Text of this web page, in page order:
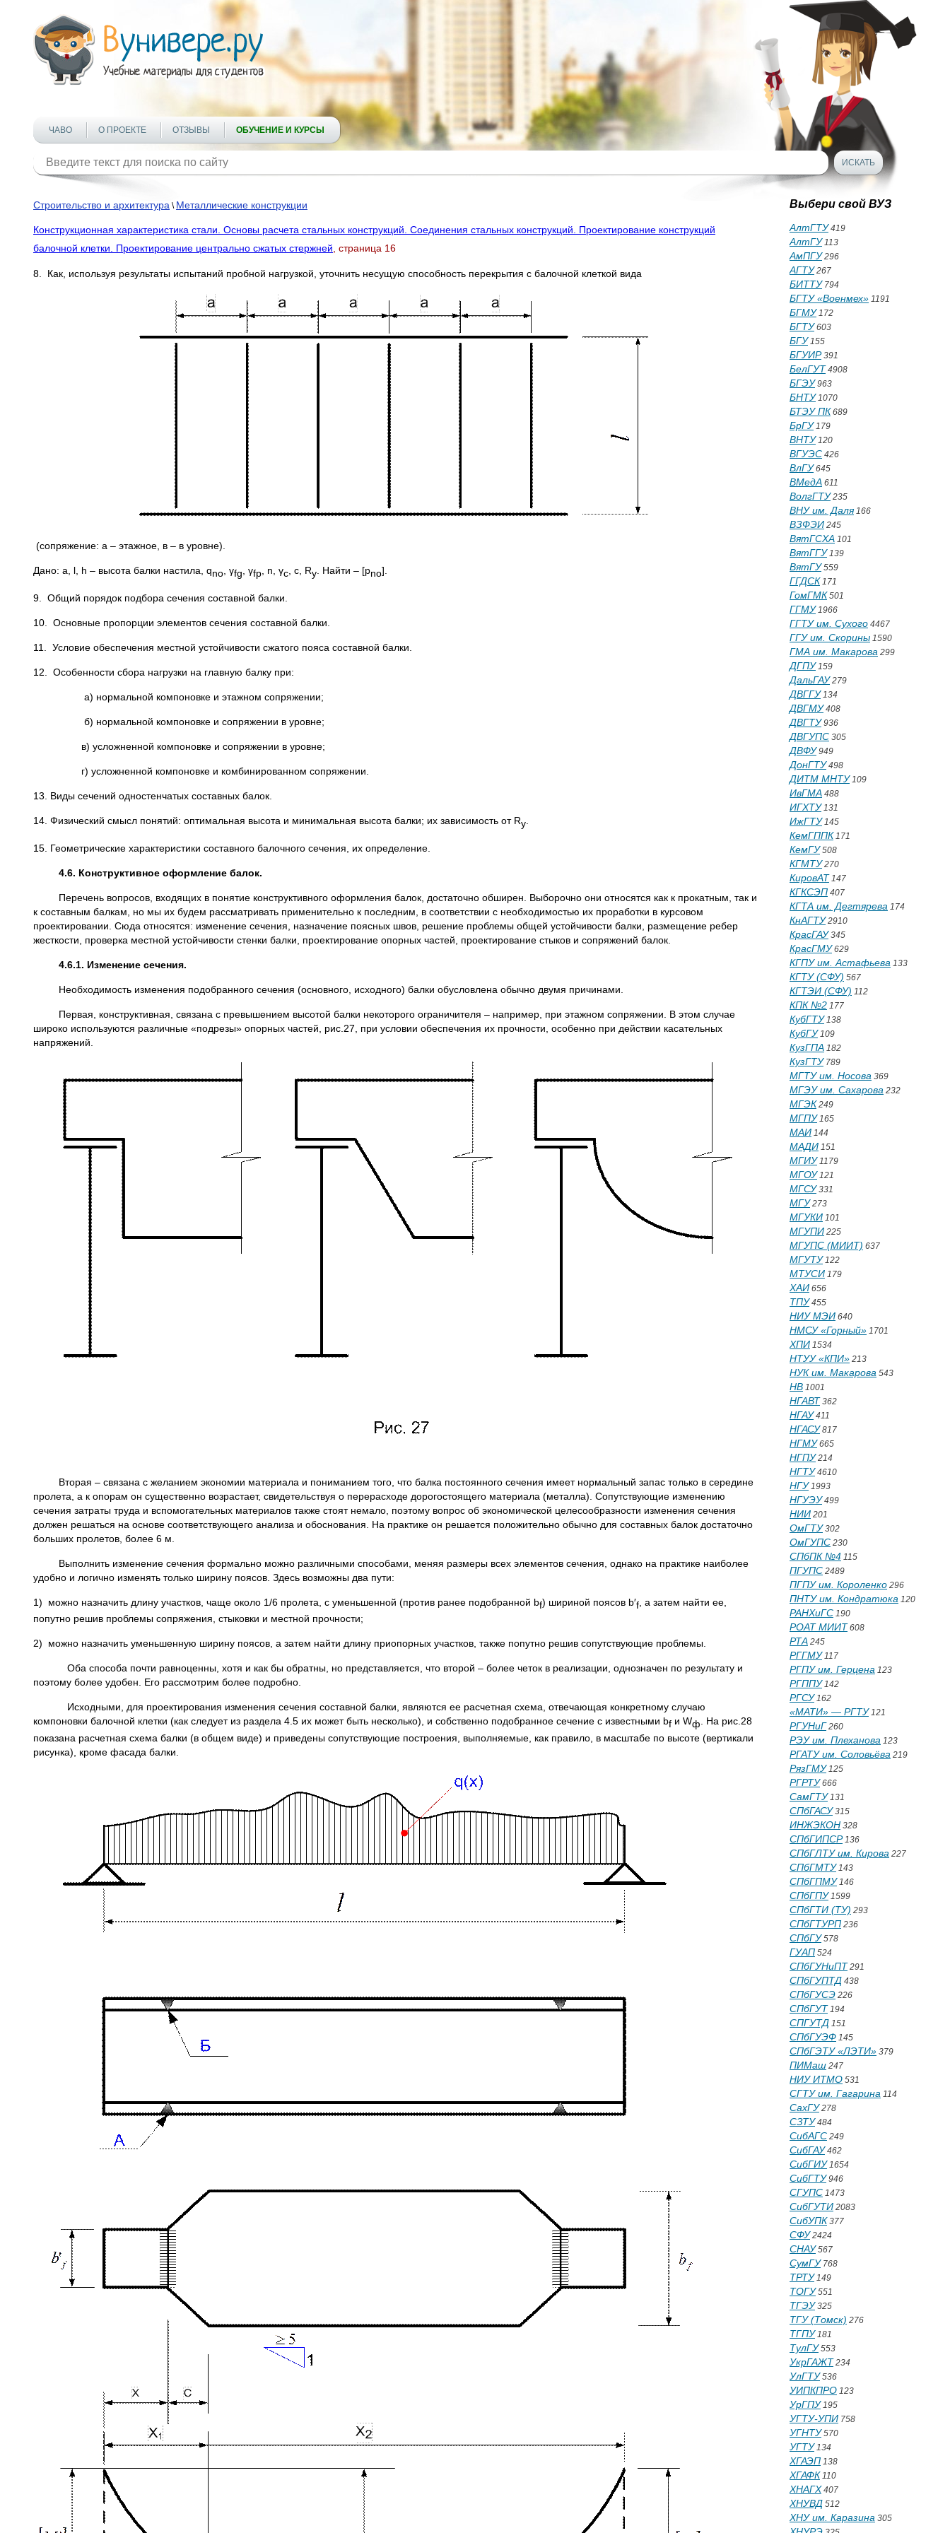
ЧАВО О ПРОЕКТЕ ОТЗЫВЫ ОБУЧЕНИЕ И КУРСЫ
Строительство и архитектура \ Металлические конструкции
Конструкционная характеристика стали. Основы расчета стальных конструкций. Соединения стальных конструкций. Проектирование конструкций
балочной клетки. Проектирование центрально сжатых стержней , страница 16
8. Как, используя результаты испытаний пробной нагрузкой, уточнить несущую способность перекрытия с балочной клеткой вида
(сопряжение: а – этажное, в – в уровне).
Дано: а, l, h – высота балки настила, qno , γfg , γfp , n, γc , c, Ry . Найти – [pno].
9. Общий порядок подбора сечения составной балки.
10. Основные пропорции элементов сечения составной балки.
11. Условие обеспечения местной устойчивости сжатого пояса составной балки.
12. Особенности сбора нагрузки на главную балку при:
а) нормальной компоновке и этажном сопряжении;
б) нормальной компоновке и сопряжении в уровне;
в) усложненной компоновке и сопряжении в уровне;
г) усложненной компоновке и комбинированном сопряжении.
13. Виды сечений одностенчатых составных балок.
14. Физический смысл понятий: оптимальная высота и минимальная высота балки; их зависимость от Ry
15. Геометрические характеристики составного балочного сечения, их определение.
4.6. Конструктивное оформление балок.
Перечень вопросов, входящих в понятие конструктивного оформления балок, достаточно обширен. Выборочно они относятся как к прокатным, так и
к составным балкам, но мы их будем рассматривать применительно к последним, в соответствии с необходимостью их проработки в курсовом
проектировании. Сюда относятся: изменение сечения, назначение поясных швов, решение проблемы общей устойчивости балки, размещение ребер
жесткости, проверка местной устойчивости стенки балки, проектирование опорных частей, проектирование стыков и сопряжений балок.
4.6.1. Изменение сечения.
Необходимость изменения подобранного сечения (основного, исходного) балки обусловлена обычно двумя причинами.
Первая, конструктивная, связана с превышением высотой балки некоторого ограничителя – например, при этажном сопряжении. В этом случае
широко используются различные «подрезы» опорных частей, рис.27, при условии обеспечения их прочности, особенно при действии касательных
напряжений.
Вторая – связана с желанием экономии материала и пониманием того, что балка постоянного сечения имеет нормальный запас только в середине
пролета, а к опорам он существенно возрастает, свидетельствуя о перерасходе дорогостоящего материала (металла). Сопутствующие изменению
сечения затраты труда и вспомогательных материалов также стоят немало, поэтому вопрос об экономической целесообразности изменения сечения
должен решаться на основе соответствующего анализа и обоснования. На практике он решается положительно обычно для составных балок достаточно
больших пролетов, более 6 м.
Выполнить изменение сечения формально можно различными способами, меняя размеры всех элементов сечения, однако на практике наиболее
удобно и логично изменять только ширину поясов. Здесь возможны два пути:
1) можно назначить длину участков, чаще около 1/6 пролета, с уменьшенной (против ранее подобранной bf) шириной поясов b′f , а затем найти ее,
попутно решив проблемы сопряжения, стыковки и местной прочности;
2) можно назначить уменьшенную ширину поясов, а затем найти длину приопорных участков, также попутно решив сопутствующие проблемы.
Оба способа почти равноценны, хотя и как бы обратны, но представляется, что второй – более четок в реализации, однозначен по результату и
поэтому более удобен. Его рассмотрим более подробно.
Исходными, для проектирования изменения сечения составной балки, являются ее расчетная схема, отвечающая конкретному случаю
компоновки балочной клетки (как следует из раздела 4.5 их может быть несколько), и собственно подобранное сечение с известными bf и Wф. На рис.28
показана расчетная схема балки (в общем виде) и приведены сопутствующие построения, выполняемые, как правило, в масштабе по высоте (вертикали
рисунка), кроме фасада балки.
Выбери свой ВУЗ
АлтГТУ419
АлтГУ113
АмПГУ296
АГТУ267
БИТТУ794
БГТУ «Военмех» 1191
БГМУ172
БГТУ603
БГУ155
БГУИР391
БелГУТ 4908
БГЭУ963
БНТУ1070
БТЭУ ПК 689
БрГУ179
ВНТУ120
ВГУЭС 426
ВлГУ645
ВМедА 611
ВолгГТУ235
ВНУ им. Даля166
ВЗФЭИ 245
ВятГСХА 101
ВятГГУ139
ВятГУ559
ГГДСК 171
ГомГМК 501
ГГМУ1966
ГГТУ им. Сухого 4467
ГГУ им. Скорины 1590
ГМА им. Макарова 299
ДГПУ159
ДальГАУ279
ДВГГУ134
ДВГМУ408
ДВГТУ936
ДВГУПС 305
ДВФУ949
ДонГТУ498
ДИТМ МНТУ109
ИвГМА 488
ИГХТУ131
ИжГТУ145
КемГППК 171
КемГУ508
КГМТУ270
КировАТ 147
КГКСЭП 407
КГТА им. Дегтярева 174
КнАГТУ2910
КрасГАУ345
КрасГМУ629
КГПУ им. Астафьева 133
КГТУ (СФУ) 567
КГТЭИ (СФУ) 112
КПК №2 177
КубГТУ138
КубГУ109
КузГПА 182
КузГТУ789
МГТУ им. Носова 369
МГЭУ им. Сахарова 232
МГЭК 249
МГПУ165
МАИ 144
МАДИ 151
МГИУ1179
МГОУ121
МГСУ331
МГУ273
МГУКИ 101
МГУПИ 225
МГУПС (МИИТ) 637
МГУТУ122
МТУСИ 179
ХАИ 656
ТПУ455
НИУ МЭИ 640
НМСУ «Горный» 1701
ХПИ 1534
НТУУ «КПИ» 213
НУК им. Макарова 543
НВ 1001
НГАВТ 362
НГАУ411
НГАСУ817
НГМУ665
НГПУ214
НГТУ4610
НГУ1993
НГУЭУ499
НИИ 201
ОмГТУ302
ОмГУПС 230
СПбПК №4 115
ПГУПС 2489
ПГПУ им. Короленко 296
ПНТУ им. Кондратюка 120
РАНХиГС 190
РОАТ МИИТ 608
РТА 245
РГГМУ117
РГПУ им. Герцена 123
РГППУ142
РГСУ162
«МАТИ» — РГТУ121
РГУНиГ 260
РЭУ им. Плеханова 123
РГАТУ им. Соловьёва 219
РязГМУ125
РГРТУ666
СамГТУ131
СПбГАСУ315
ИНЖЭКОН 328
СПбГИПСР136
СПбГЛТУ им. Кирова 227
СПбГМТУ143
СПбГПМУ146
СПбГПУ1599
СПбГТИ (ТУ) 293
СПбГТУРП 236
СПбГУ578
ГУАП 524
СПбГУНиПТ 291
СПбГУПТД 438
СПбГУСЭ 226
СПбГУТ 194
СПГУТД 151
СПбГУЭФ 145
СПбГЭТУ «ЛЭТИ» 379
ПИМаш 247
НИУ ИТМО 531
СГТУ им. Гагарина 114
СахГУ278
СЗТУ484
СибАГС 249
СибГАУ462
СибГИУ1654
СибГТУ946
СГУПС 1473
СибГУТИ 2083
СибУПК 377
СФУ2424
СНАУ567
СумГУ768
ТРТУ149
ТОГУ551
ТГЭУ325
ТГУ (Томск) 276
ТГПУ181
ТулГУ553
УкрГАЖТ 234
УлГТУ536
УИПКПРО 123
УрГПУ195
УГТУ-УПИ 758
УГНТУ570
УГТУ134
ХГАЭП 138
ХГАФК 110
ХНАГХ 407
ХНУВД 512
ХНУ им. Каразина 305